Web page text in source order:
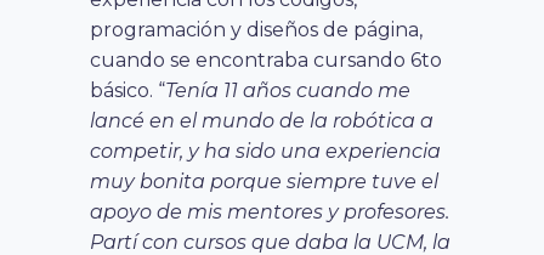
programación y diseños de página,
cuando se encontraba cursando 6to
básico. “Tenía 11 años cuando me
lancé en el mundo de la robótica a
competir, y ha sido una experiencia
muy bonita porque siempre tuve el
apoyo de mis mentores y profesores.
Partí con cursos que daba la UCM, la